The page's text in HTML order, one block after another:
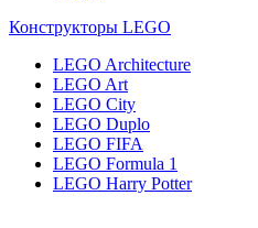
Конструкторы LEGO
LEGO Architecture
LEGO Art
LEGO City
LEGO Duplo
LEGO FIFA
LEGO Formula 1
LEGO Harry Potter